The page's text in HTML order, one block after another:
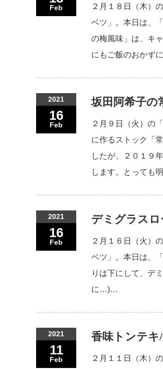
Feb
２月１８日（木）
ベツ」。本日は、
の梅風味」は、キ
にもご飯のおかず
2021
16
Feb
坂田阿希子の
２月９日（火）の
に作るストック「
したが、２０１９
します。とっても
2021
16
Feb
デミグラス
２月１６日（火）
ベツ」。本日は、
りは下にして、デ
に…)…
2021
11
Feb
香味トンテ
２月１１日（木）